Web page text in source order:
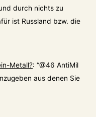
durch nichts zu
ist Russland bzw. die
Metall?: “@46 AntiMil
aus denen Sie